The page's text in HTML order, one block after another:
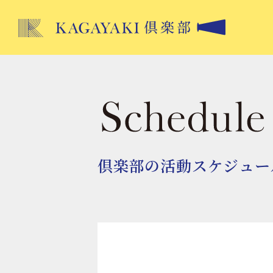
倶楽部の活動スケジュ